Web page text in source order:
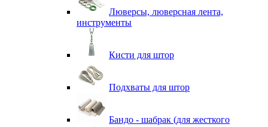
Люверсы, люверсная лента,
инструменты
Кисти для штор
Подхваты для штор
Бандо - шабрак (для жесткого